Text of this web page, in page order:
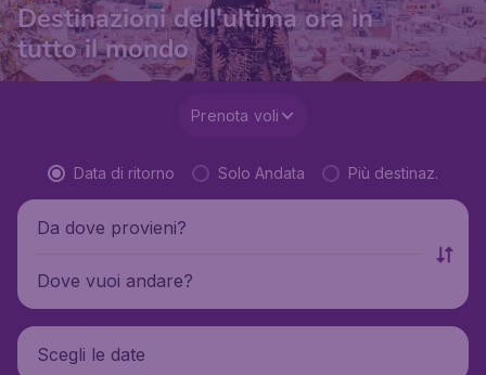
Destinazioni dell'ultima ora in
tutto il mondo
Prenota voli
Data di ritorno Solo Andata Più destinaz.
Da dove provieni?
Dove vuoi andare?
Scegli le date